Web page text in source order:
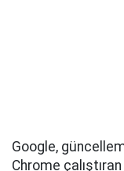
Google,
Chrome